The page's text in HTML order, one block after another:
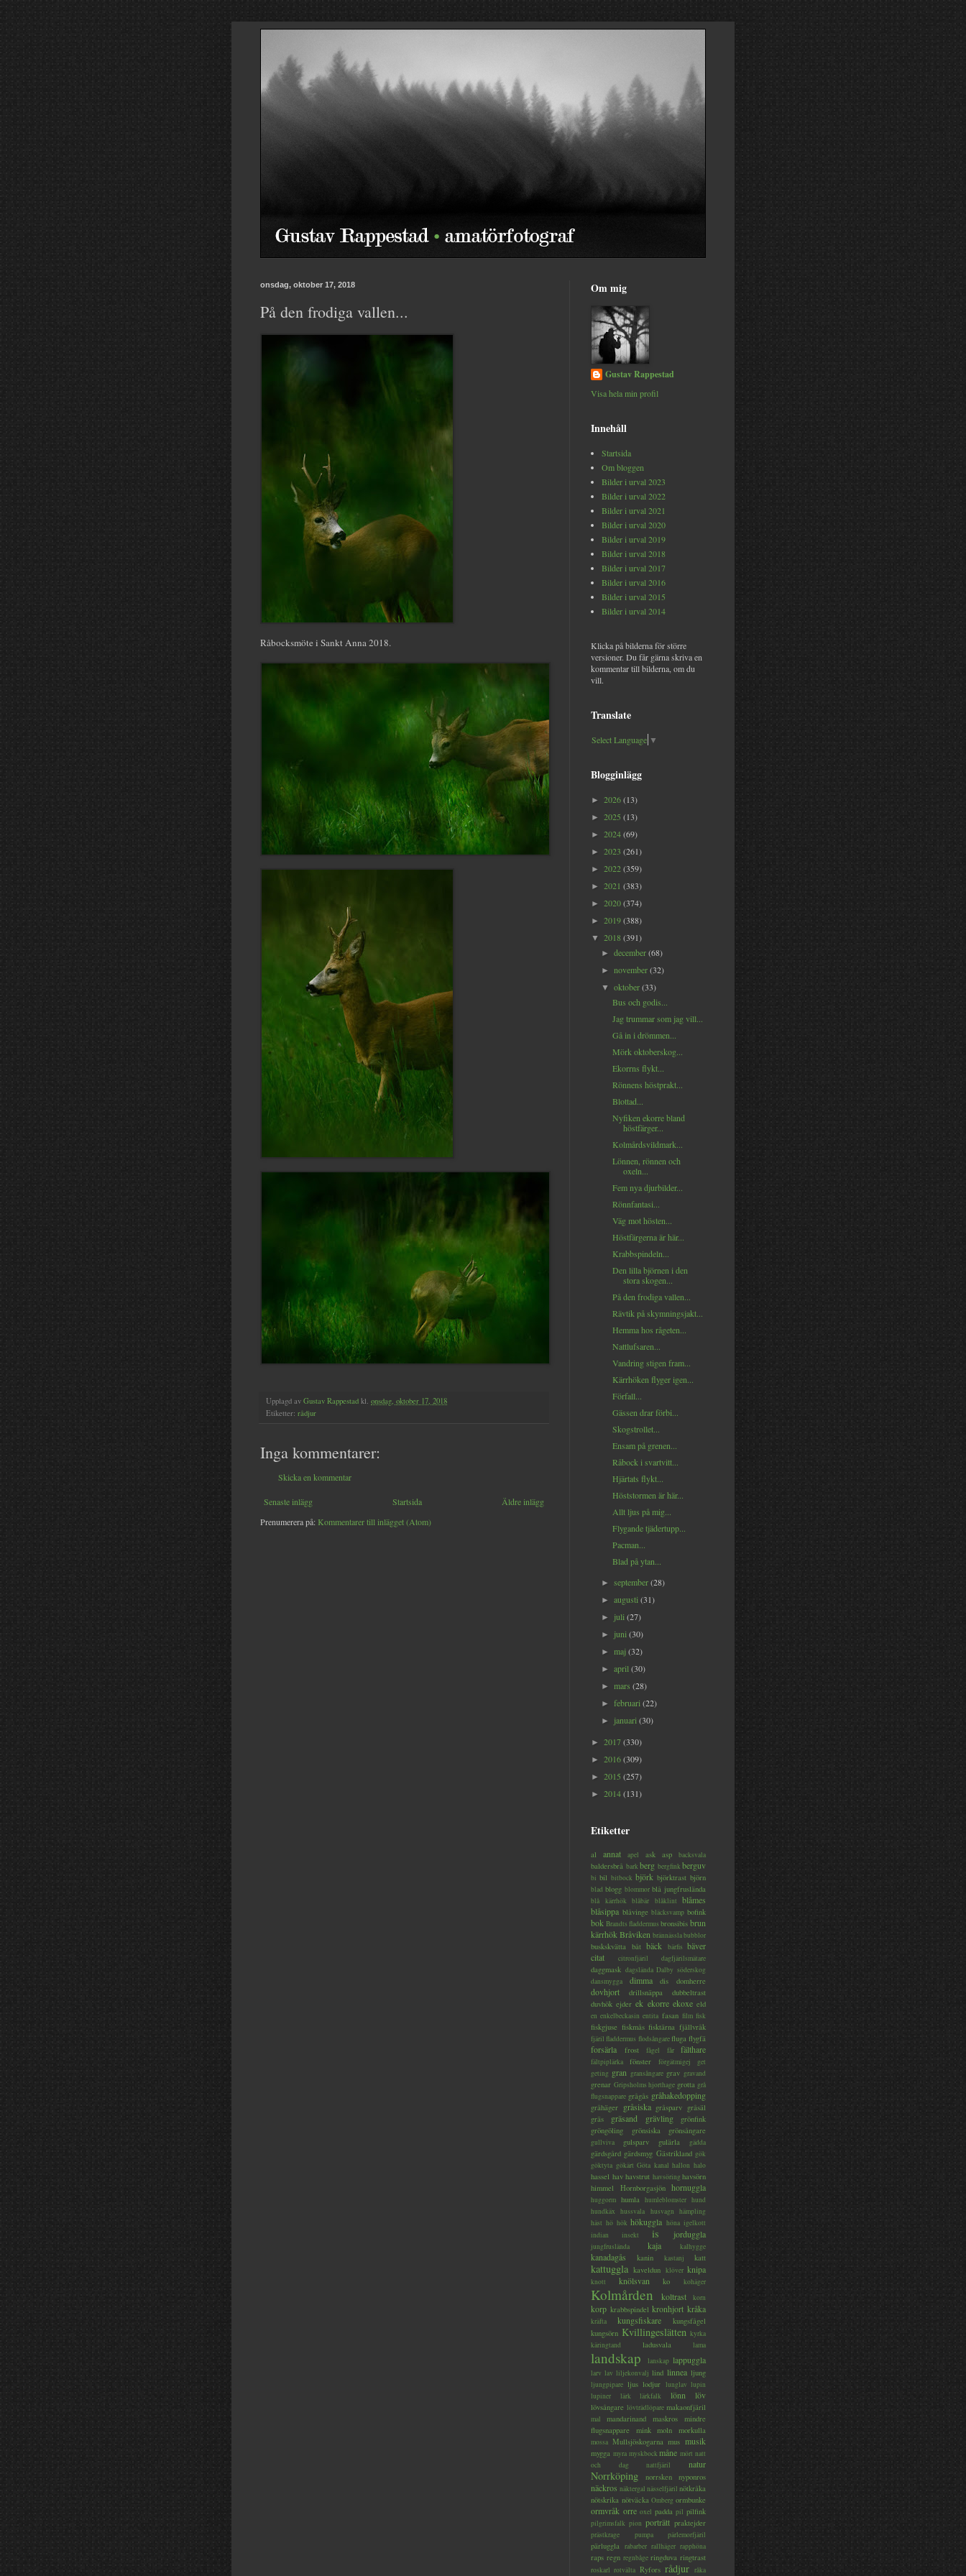
onsdag, oktober 17, 2018
På den frodiga vallen...
Råbocksmöte i Sankt Anna 2018.
Upplagd av Gustav Rappestad kl. onsdag, oktober 17, 2018
Etiketter: rådjur
Inga kommentarer:
Skicka en kommentar
Senaste inlägg Äldre inlägg
Startsida
Prenumerera på: Kommentarer till inlägget (Atom)
Om mig
Gustav Rappestad
Visa hela min profil
Innehåll
Startsida
Om bloggen
Bilder i urval 2023
Bilder i urval 2022
Bilder i urval 2021
Bilder i urval 2020
Bilder i urval 2019
Bilder i urval 2018
Bilder i urval 2017
Bilder i urval 2016
Bilder i urval 2015
Bilder i urval 2014
Klicka på bilderna för större
versioner. Du får gärna skriva en
kommentar till bilderna, om du
vill.
Translate
Select Language ▼
Blogginlägg
► 2026(13)
► 2025 (13)
► 2024(69)
► 2023 (261)
► 2022(359)
► 2021 (383)
► 2020(374)
► 2019(388)
▼ 2018 (391)
►december(68)
►november(32)
▼oktober(33)
Bus och godis...
Jag trummar som jag vill...
Gå in i drömmen...
Mörk oktoberskog...
Ekorrns flykt...
Rönnens höstprakt...
Blottad...
Nyfiken ekorre bland
höstfärger...
Kolmårdsvildmark...
Lönnen, rönnen och
oxeln...
Fem nya djurbilder...
Rönnfantasi...
Väg mot hösten...
Höstfärgerna är här...
Krabbspindeln...
Den lilla björnen i den
stora skogen...
På den frodiga vallen...
Rävtik på skymningsjakt...
Hemma hos rågeten...
Nattlufsaren...
Vandring stigen fram...
Kärrhöken flyger igen...
Förfall...
Gässen drar förbi...
Skogstrollet...
Ensam på grenen...
Råbock i svartvitt...
Hjärtats flykt...
Höststormen är här...
Allt ljus på mig...
Flygande tjädertupp...
Pacman...
Blad på ytan...
►september(28)
►augusti(31)
► juli(27)
► juni(30)
►maj(32)
►april(30)
►mars(28)
►februari(22)
► januari(30)
► 2017(330)
► 2016(309)
► 2015 (257)
► 2014(131)
Etiketter
al annat apel ask asp backsvala
baldersbrå barkberg bergfinkberguv
bi bil bitbock björk björktrast björn
blad blogg blommor blå jungfruslända
blå kärrhök blåbär blåklint
blåmes
blåsippa blåvinge bläcksvamp bofink
bok Brandts fladdermus bronsibis brun
kärrhökBråviken brännässlabubblor
buskskvätta båt bäck bärfis bäver
citat
citronfjäril dagfjärilsmätare
daggmask dagslända Dalby söderskog
dansmygga
dimma dis domherre
dovhjort drillsnäppa
dubbeltrast
duvhök ejder ek ekorre ekoxe eld
en enkelbeckasin entita fasan film fisk
fiskgjuse fiskmås fisktärna fjällvråk
fjäril fladdermus flodsångarefluga flygfä
forsärla frost fågel får fälthare
fältpiplärka fönster förgätmigej
get
geting gran gransångare grav gravand
grenar Gripsholms hjorthage grotta grå
flugsnappare grågås gråhakedopping
gråhäger gråsiska gråsparv gråsäl
gräs
gräsand grävling
grönfink
gröngöling
grönsiska grönsångare
gullviva gulsparv gulärla gädda
gärdsgård gärdsmyg Gästrikland gök
göktyta gökärt Göta kanal hallon halo
hassel hav havstrut havsöring havsörn
himmel
Hornborgasjön hornuggla
huggorm humla humleblomster hund
hundkäx
hussvala husvagn
hämpling
häst hö hök hökuggla höna igelkott
indian
insekt is jorduggla
jungfruslända kaja kalhygge
kanadagås kanin kastanj katt
kattuggla kaveldun klöver knipa
knott knölsvan ko kohäger
Kolmården koltrast korn
korp krabbspindel kronhjort kråka
kräfta kungsfiskare
kungsfågel
kungsörn Kvillingeslätten kyrka
käringtand
ladusvala lama
landskap lanskap lappuggla
larv lav liljekonvalj lind linnea ljung
ljungpipare ljus lodjur lunglav lupin
lupiner
lärk lärkfalk lönn löv
lövsångare lövträdlöpare makaonfjäril
mal mandarinand maskros
mindre
flugsnappare
mink moln morkulla
mossa Mullsjöskogarna mus musik
mygga myra myskbock måne mört natt
och dag
nattfjäril natur
Norrköping norrsken nyponros
näckros näktergal nässelfjäril nötkråka
nötskrika nötväcka Omberg ormbunke
ormvråk orre oxel padda pil pilfink
pilgrimsfalk pion porträtt praktejder
prästkrage pumpa pärlemorfjäril
pärluggla rabarber rallhäger rapphöna
raps regn regnbåge ringduva ringtrast
roskarl rotvälta Ryfors rådjur råka